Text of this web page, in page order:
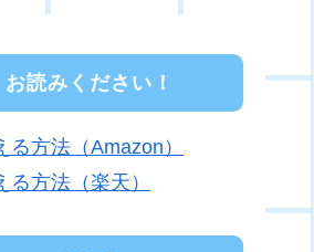
読みください！
る方法（Amazon）
る方法（楽天）